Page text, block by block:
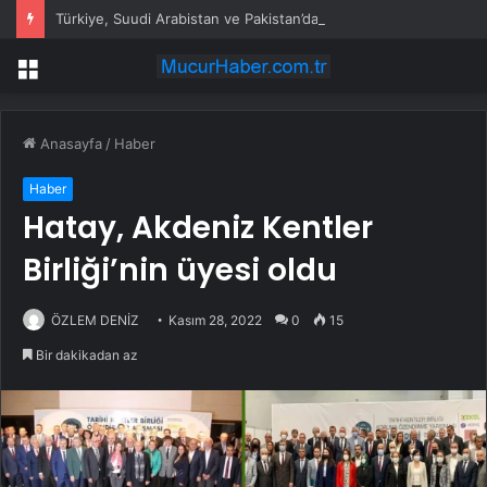
Menü
Anasayfa / Haber
Haber
Hatay, Akdeniz Kentler
Birliği’nin üyesi oldu
ÖZLEM DENİZ Kasım 28, 2022 0 15
Bir dakikadan az